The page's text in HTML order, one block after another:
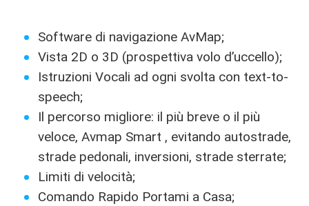
Software di navigazione AvMap;
Vista 2D o 3D (prospettiva volo d’uccello);
Istruzioni Vocali ad ogni svolta con text-to-
speech;
Il percorso migliore: il più breve o il più
veloce, Avmap Smart , evitando autostrade,
strade pedonali, inversioni, strade sterrate;
Limiti di velocità;
Comando Rapido Portami a Casa;